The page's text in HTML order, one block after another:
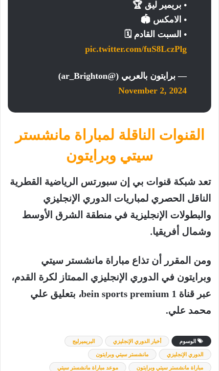
• بريمير ليق 🏆
• الامكس 🏟️
• السبت القادم 🗓️
pic.twitter.com/fuS8LczPlg
— برايتون بالعربي (@ar_Brighton)
November 2, 2024
القنوات الناقلة لمباراة مانشستر
سيتي وبرايتون
تعد شبكة قنوات بي إن سبورتس الرياضية القطرية
الناقل الحصري لمباريات الدوري الإنجليزي
والبطولات الإنجليزية في منطقة الشرق الأوسط
وشمال أفريقيا.
ومن المقرر أن تذاع مباراة مانشستر سيتي
وبرايتون في الدوري الإنجليزي الممتاز لكرة القدم،
عبر قناة bein sports premium 1، بتعليق علي
محمد علي.
الوسوم أخبار الدوري الإنجليزي البريميرليج
الدوري الإنجليزي مانشستر سيتي وبرايتون
مباراة مانشستر سيتي وبرايتون موعد مباراة مانشستر سيتي